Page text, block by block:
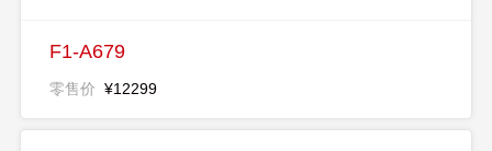
F1-A679
零售价 ¥12299